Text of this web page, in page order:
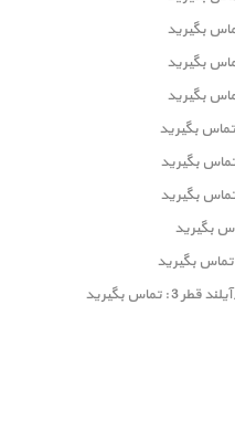
بگیرید
3 : تماس بگیرید